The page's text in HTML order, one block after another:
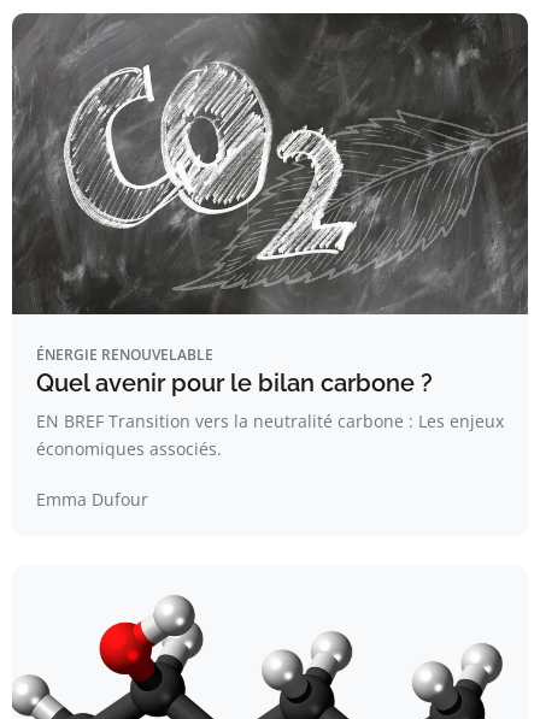
ÉNERGIE RENOUVELABLE
Quel avenir pour le bilan carbone ?
EN BREF Transition vers la neutralité carbone : Les enjeux
économiques associés.
Emma Dufour